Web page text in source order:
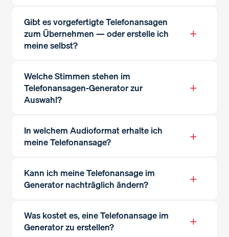
Gibt es vorgefertigte Telefonansagen
zum Übernehmen — oder erstelle ich
meine selbst?
+
Welche Stimmen stehen im
Telefonansagen-Generator zur
Auswahl?
+
In welchem Audioformat erhalte ich
meine Telefonansage?
+
Kann ich meine Telefonansage im
Generator nachträglich ändern?
+
Was kostet es, eine Telefonansage im
Generator zu erstellen?
+